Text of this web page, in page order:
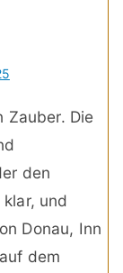
Zauber. Die
den
und
Donau, Inn
dem